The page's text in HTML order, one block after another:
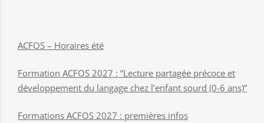
ACFOS – Horaires été
Formation ACFOS 2027 : “Lecture partagée précoce et
développement du langage chez l’enfant sourd (0-6 ans)”
Formations ACFOS 2027 : premières infos